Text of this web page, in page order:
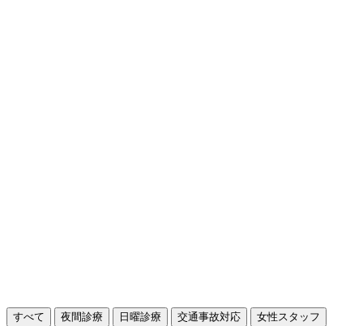
すべて 夜間診療 日曜診療 交通事故対応 女性スタッフ